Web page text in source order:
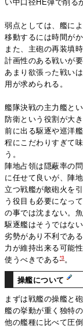
い中口径HE弾で削る
弱点としては、艦に
移動するには時間がか
また、主砲の再装填
計画性のある戦いが要
あまり欲張った戦い
用が求められる。
艦隊決戦の主力艦と
防衛という役割が大き
前に出る駆逐や巡洋
程にこだわりすぎて
う。
陣地占領は隠蔽率の
に任せて良いが、陣
立つ戦艦が敵砲火を
う役目も必要になっ
の事では沈まない。
駆逐艦はそうではな
劣勢があり不利であ
力が維持出来る可能
使うべきである*3。
操艦について
まずは戦艦の操艦と
艦の挙動が重く独特
他の艦種に比べて圧